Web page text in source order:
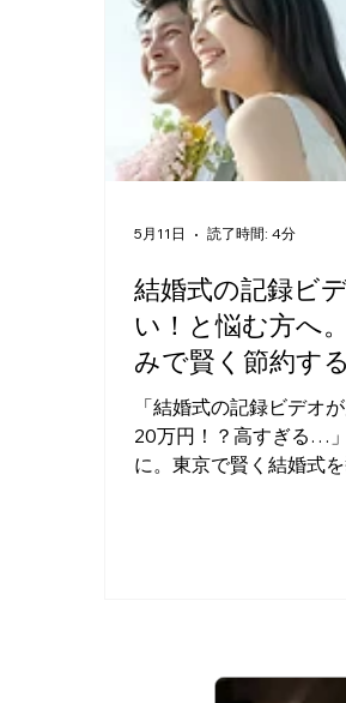
結婚式の記録ビ
い！と悩む方へ
みで賢く節約す
新提案
「結婚式の記録ビデオが
20万円！？高すぎる…」
に。東京で賢く結婚式
5月11日 読了時間: 4分